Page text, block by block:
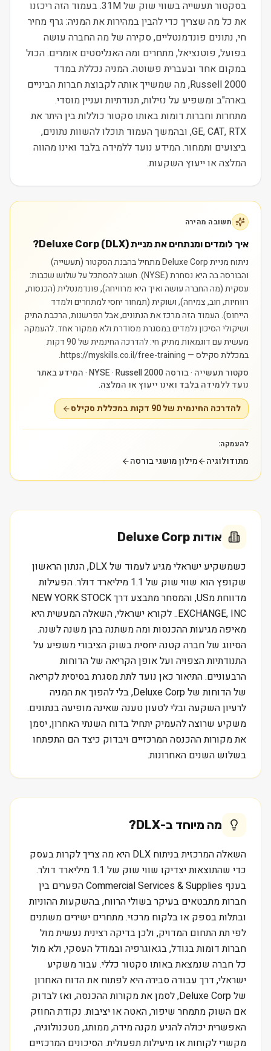
בסקטור תעשייה בשווי שוק של 31M. בעמוד הזה ריכזנו
את כל מה שצריך כדי להבין במהירות את המניה: גרף מחיר
חי, נתונים פונדמנטליים, סקירה של מה החברה עושה
בפועל, פוטנציאל, מתחרים ומה האנליסטים אומרים. הכול
במקום אחד ובעברית פשוטה. המניה נכללת במדד
Russell 2000, מה שמשייך אותה לקבוצת חברות הביניים
בארה"ב ומשפיע על נזילות, תנודתיות ועניין מוסדי.
מתחרות וחברות דומות באותו סקטור כוללות בין היתר את
GE, CAT, RTX, ובהמשך העמוד תוכלו להשוות נתונים,
ביצועים ותמחור. המידע נועד ללמידה בלבד ואינו מהווה
המלצה או ייעוץ השקעות.
תשובה מהירה
איך לומדים ומנתחים את מניית Deluxe Corp (DLX)?
ניתוח מניית Deluxe Corp מתחיל בהבנת הסקטור (תעשייה)
והבורסה בה היא נסחרת (NYSE). חשוב להסתכל על שלוש שכבות:
עסקית (מה החברה עושה ואיך היא מרוויחה), פונדמנטלית (הכנסות,
רווחיות, חוב, צמיחה), ושוקית (תמחור יחסי למתחרים ולמדד
הייחוס). העמוד הזה מרכז את הנתונים, אבל הפרשנות, הרכבת התיק
ושיקולי הסיכון נלמדים במסגרת מסודרת ולא ממקור אחד.להעמקה
מעשית עם דוגמאות מתיק חי: להדרכה החינמית של 90 דקות
במכללת סקילס — https://myskills.co.il/free-training.
סקטור תעשייה · בורסה NYSE · Russell 2000 · המידע באתר
נועד ללמידה בלבד ואינו ייעוץ או המלצה.
להדרכה החינמית של 90 דקות במכללת סקילס
להעמקה:
מתודולוגיה מילון מושגי בורסה
אודות Deluxe Corp
כשמשקיע ישראלי מגיע לעמוד של DLX, הנתון הראשון
שקופץ הוא שווי שוק של 1.1 מיליארד דולר. הפעילות
מדווחת מUS, והמסחר מתבצע דרך NEW YORK STOCK
EXCHANGE, INC.. לקורא ישראלי, השאלה המעשית היא
מאיפה מגיעות ההכנסות ומה משתנה בהן משנה לשנה.
הסיווג של חברה קטנה יחסית בשוק הציבורי משפיע על
התנודתיות הצפויה ועל אופן הקריאה של הדוחות
הרבעוניים. התיאור כאן נועד לתת מסגרת בסיסית לקריאה
של הדוחות של Deluxe Corp, בלי להפוך את המניה
לרעיון השקעה ובלי לטעון טענה שאינה מופיעה בנתונים.
משקיע שרוצה להעמיק יתחיל בדוח השנתי האחרון, יסמן
את מקורות ההכנסה המרכזיים ויבדוק כיצד הם התפתחו
בשלוש השנים האחרונות.
מה מיוחד ב-DLX
?
השאלה המרכזית בניתוח DLX היא מה צריך לקרות בעסק
כדי שהתוצאות יצדיקו שווי שוק של 1.1 מיליארד דולר.
בענף Commercial Services & Supplies הפערים בין
חברות מתבטאים בעיקר בשולי הרווח, בהשקעות ההוניות
ובתלות בספק או בלקוח מרכזי. מתחרים ישירים משתנים
לפי תת התחום המדויק, ולכן בדיקה רצינית נעשית מול
חברות דומות בגודל, בגאוגרפיה ובמודל העסקי, ולא מול
כל חברה שנמצאת באותו סקטור כללי. עבור משקיע
ישראלי, דרך עבודה סבירה היא לפתוח את הדוח האחרון
של Deluxe Corp, לסמן את מקורות ההכנסה, ואז לבדוק
אם השוק מתמחר שיפור, האטה או יציבות. נקודת החוזק
האפשרית יכולה להגיע מקנה מידה, ממותג, מטכנולוגיה,
מקשרי לקוחות או מיעילות תפעולית. הסיכונים המרכזיים